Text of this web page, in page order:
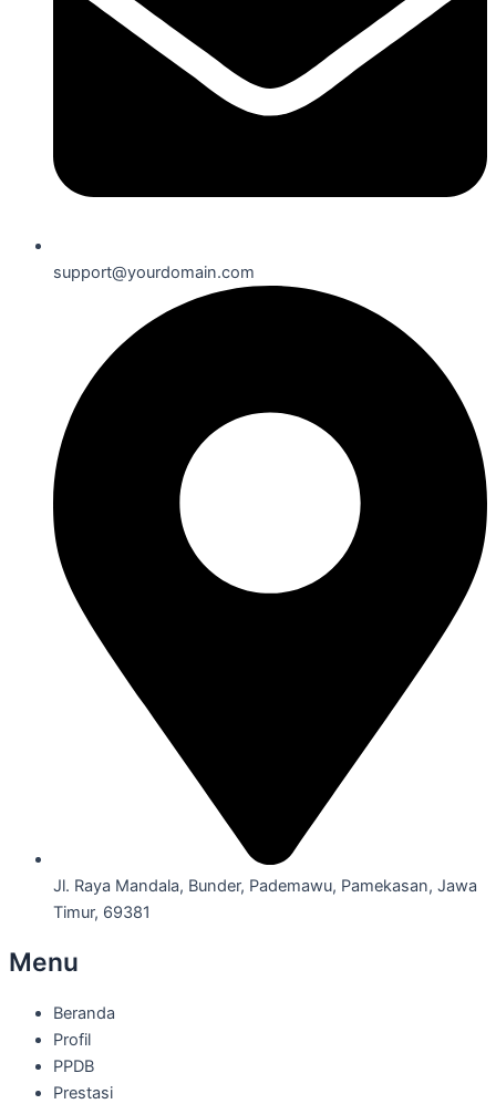
support@yourdomain.com
Jl. Raya Mandala, Bunder, Pademawu, Pamekasan, Jawa
Timur, 69381
Menu
Beranda
Profil
PPDB
Prestasi